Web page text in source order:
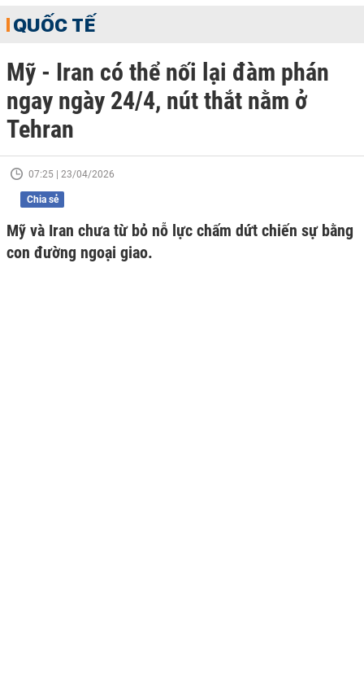
QUỐC TẾ
Mỹ - Iran có thể nối lại đàm phán
ngay ngày 24/4, nút thắt nằm ở
Tehran
07:25 | 23/04/2026
Chia sẻ
Mỹ và Iran chưa từ bỏ nỗ lực chấm dứt chiến sự bằng
con đường ngoại giao.